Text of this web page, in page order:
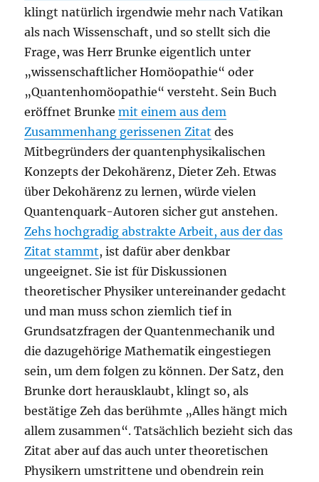
klingt natürlich irgendwie mehr nach Vatikan
als nach Wissenschaft, und so stellt sich die
Frage, was Herr Brunke eigentlich unter
„wissenschaftlicher Homöopathie“ oder
„Quantenhomöopathie“ versteht. Sein Buch
eröffnet Brunkemit einem aus dem
Zusammenhang gerissenen Zitat des
Mitbegründers der quantenphysikalischen
Konzepts der Dekohärenz, Dieter Zeh. Etwas
über Dekohärenz zu lernen, würde vielen
Quantenquark-Autoren sicher gut anstehen.
Zehs hochgradig abstrakte Arbeit, aus der das
Zitat stammt, ist dafür aber denkbar
ungeeignet. Sie ist für Diskussionen
theoretischer Physiker untereinander gedacht
und man muss schon ziemlich tief in
Grundsatzfragen der Quantenmechanik und
die dazugehörige Mathematik eingestiegen
sein, um dem folgen zu können. Der Satz, den
Brunke dort herausklaubt, klingt so, als
bestätige Zeh das berühmte „Alles hängt mich
allem zusammen“. Tatsächlich bezieht sich das
Zitat aber auf das auch unter theoretischen
Physikern umstrittene und obendrein rein